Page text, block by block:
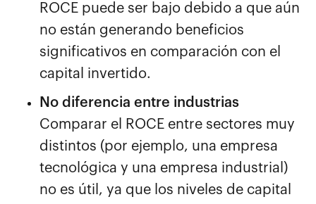
ROCE puede ser bajo debido a que aún
no están generando beneficios
significativos en comparación con el
capital invertido.
No diferencia entre industrias
Comparar el ROCE entre sectores muy
distintos (por ejemplo, una empresa
tecnológica y una empresa industrial)
no es útil, ya que los niveles de capital